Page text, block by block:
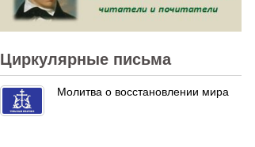
Циркулярные письма
Молитва о восстановлении мира